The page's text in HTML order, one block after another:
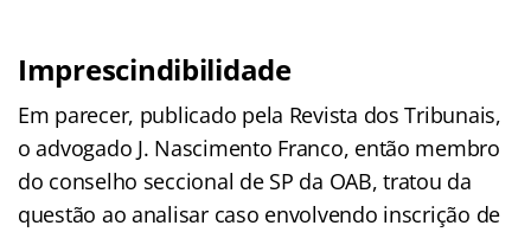
Imprescindibilidade
Em parecer, publicado pela Revista dos Tribunais,
o advogado J. Nascimento Franco, então membro
do conselho seccional de SP da OAB, tratou da
questão ao analisar caso envolvendo inscrição de